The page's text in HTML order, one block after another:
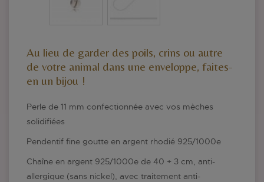
Au lieu de garder des poils, crins ou autre
de votre animal dans une enveloppe, faites-
en un bijou !
Perle de 11 mm confectionnée avec vos mèches
solidifiées
Pendentif fine goutte en argent rhodié 925/1000e
Chaîne en argent 925/1000e de 40 + 3 cm, anti-
allergique (sans nickel), avec traitement anti-